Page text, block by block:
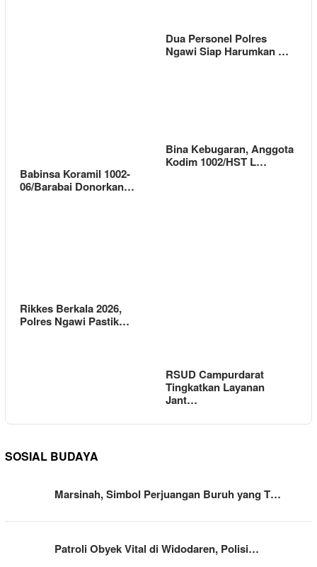
Dua Personel Polres
Ngawi Siap Harumkan …
Babinsa Koramil 1002-
06/Barabai Donorkan…
Bina Kebugaran, Anggota
Kodim 1002/HST L…
Rikkes Berkala 2026,
Polres Ngawi Pastik…
RSUD Campurdarat
Tingkatkan Layanan
Jant…
SOSIAL BUDAYA
Marsinah, Simbol Perjuangan Buruh yang T…
Patroli Obyek Vital di Widodaren, Polisi…